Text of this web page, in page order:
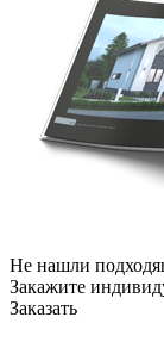
Не нашли
Закажите
Заказать